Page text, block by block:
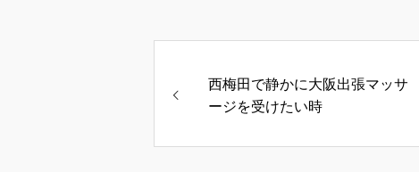
西梅田で静かに大阪出張マッサ
ージを受けたい時